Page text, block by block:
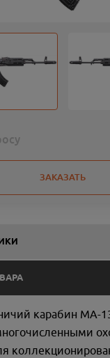
ЗАКАЗАТЬ
карабин МА-